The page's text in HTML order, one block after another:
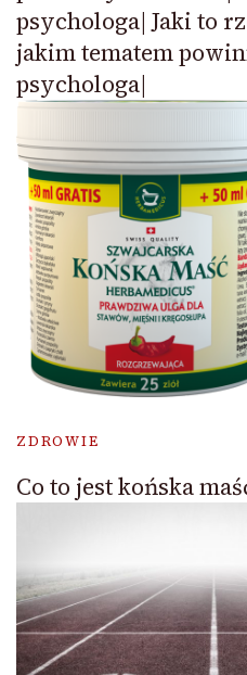
psychologa| Jaki to
jakim tematem
psychologa|
ZDROWIE
Co to jest końska